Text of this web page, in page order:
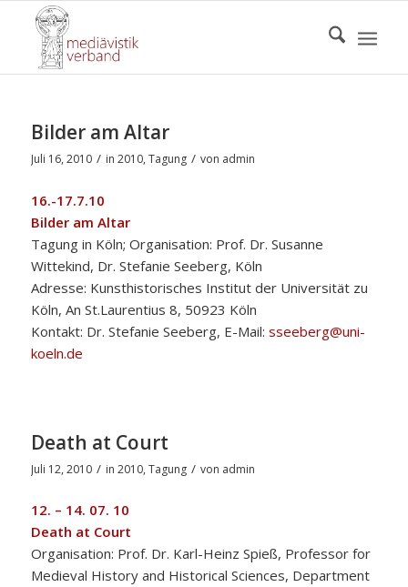
Bilder am Altar
Juli 16, 2010 / in 2010,Tagung / von admin
16.-17.7.10
Bilder am Altar
Tagung in Köln; Organisation: Prof. Dr. Susanne
Wittekind, Dr. Stefanie Seeberg, Köln
Adresse: Kunsthistorisches Institut der Universität zu
Köln, An St.Laurentius 8, 50923 Köln
Kontakt: Dr. Stefanie Seeberg, E-Mail: sseeberg@uni-
koeln.de
Death at Court
Juli 12, 2010 / in 2010,Tagung / von admin
12. – 14. 07. 10
Death at Court
Organisation: Prof. Dr. Karl-Heinz Spieß, Professor for
Medieval History and Historical Sciences, Department